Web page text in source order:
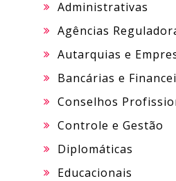
Administrativas
Agências
Autarquias e
Bancárias e
Conselhos
Controle e Gestão
Diplomáticas
Educacionais